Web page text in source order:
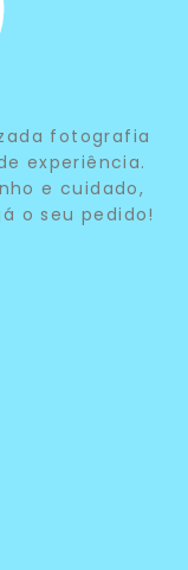
fotografia
experiência.
e cuidado,
o seu pedido!